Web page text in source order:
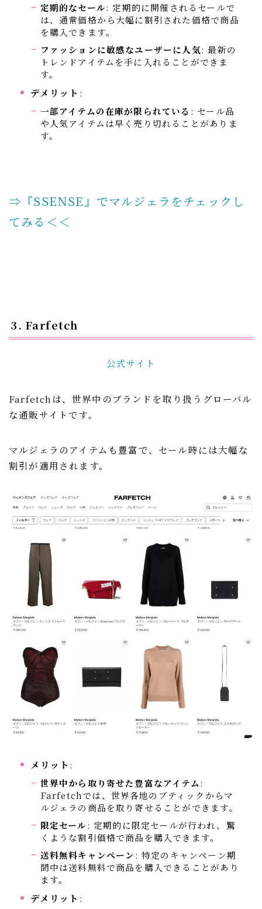
定期的なセール: 定期的に開催されるセールで
は、通常価格から大幅に割引された価格で商品
を購入できます。
ファッションに敏感なユーザーに人気: 最新の
トレンドアイテムを手に入れることができま
す。
デメリット :
一部アイテムの在庫が限られている : セール品
や人気アイテムは早く売り切れることがありま
す。
⇒『SSENSE』でマルジェラをチェックし
てみる＜＜
3. Farfetch
公式サイト
Farfetchは、世界中のブランドを取り扱うグローバル
な通販サイトです。
マルジェラのアイテムも豊富で、セール時には大幅な
割引が適用されます。
メリット :
世界中から取り寄せた豊富なアイテム:
Farfetchでは、世界各地のブティックからマ
ルジェラの商品を取り寄せることができます。
限定セール: 定期的に限定セールが行われ、驚
くような割引価格で商品を購入できます。
送料無料キャンペーン: 特定のキャンペーン期
間中は送料無料で商品を購入できることがあり
ます。
デメリット :